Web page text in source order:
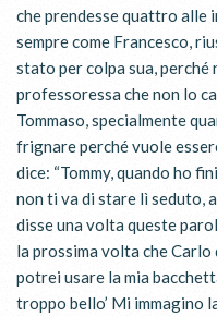
che prendesse quattro alle
sempre come Francesco,
stato per colpa sua, perché
professoressa che non lo
Tommaso, specialmente
frignare perché vuole
dice: “Tommy, quando ho
non ti va di stare lì seduto,
disse una volta queste
la prossima volta che Carlo
potrei usare la mia
troppo bello’ Mi immagino